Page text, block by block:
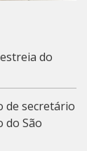
do
de secretário
do São